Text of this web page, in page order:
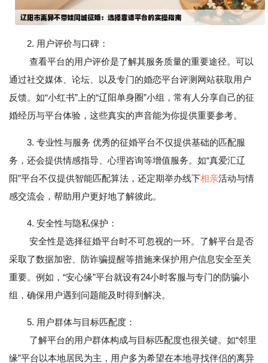
2. 用户评价与口碑：
查看平台的用户评价是了解其服务质量的重要途径。可以
通过社交媒体、论坛、以及专门的婚恋平台评测网站获取用户
反馈。如“小红书”上的“辽阳单身圈”小组，常有人分享自己的征
婚经历与平台体验，这些真实的声音能为你提供重要参考。
3. 专业性与服务 优秀的征婚平台不仅提供基础的匹配服
务，还会提供情感指导、心理咨询等增值服务。如“真爱汇辽
阳”平台不仅提供智能匹配算法，还定期举办线下相亲活动与情
感交流会，帮助用户更好地了解彼此。
4. 安全性与隐私保护：
安全性是选择征婚平台时不可忽视的一环。了解平台是否
采取了数据加密、防诈骗提醒等措施来保护用户信息安全至关
重要。例如，“安心缘”平台就设有24小时客服与专门的防骗小
组，确保用户遇到问题能及时得到解决。
5. 用户群体与目标匹配度：
了解平台的用户群体构成与目标匹配度也很关键。如“邻里
缘”平台以本地居民为主，用户多为希望在本地寻找伴侣的离异